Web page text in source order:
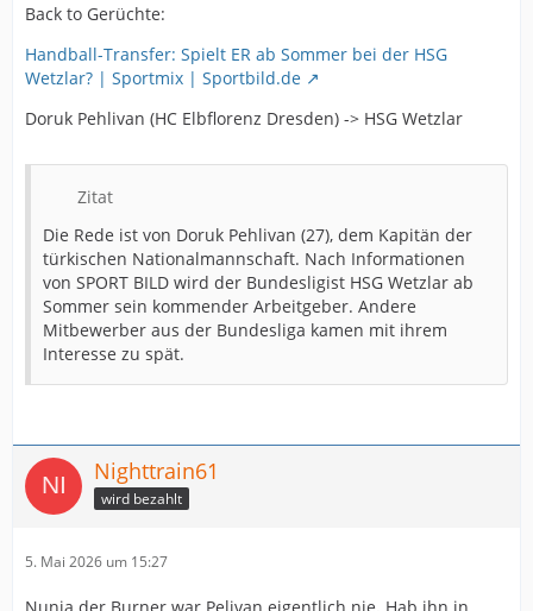
Back to Gerüchte:
Handball-Transfer: Spielt ER ab Sommer bei der HSG
Wetzlar? | Sportmix | Sportbild.de
Doruk Pehlivan (HC Elbflorenz Dresden) -> HSG Wetzlar
Zitat
Die Rede ist von Doruk Pehlivan (27), dem Kapitän der
türkischen Nationalmannschaft. Nach Informationen
von SPORT BILD wird der Bundesligist HSG Wetzlar ab
Sommer sein kommender Arbeitgeber. Andere
Mitbewerber aus der Bundesliga kamen mit ihrem
Interesse zu spät.
Nighttrain61
wird bezahlt
5. Mai 2026 um 15:27